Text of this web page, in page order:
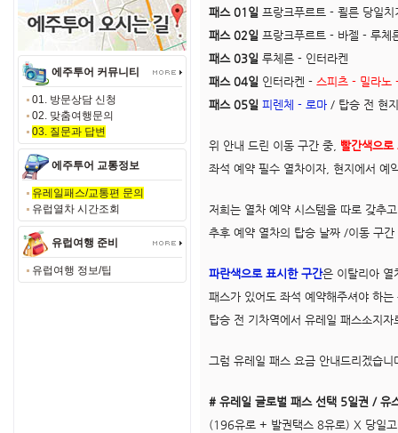
에주투어 커뮤니티
01. 방문상담 신청
02. 맞춤여행문의
03. 질문과 답변
에주투어 교통정보
유레일패스/교통편 문의
유럽열차 시간조회
유럽여행 준비
유럽여행 정보/팁
패스 01일 프랑크푸르트 - 쾰른 당일치
패스 02일 프랑크푸르트 - 바젤 - 루체
패스 03일 루체른 - 인터라켄
패스 04일 인터라켄 - 스피츠 - 밀라노
패스 05일 피렌체 - 로마 / 탑승 전 현
위 안내 드린 이동 구간 중, 빨간색으
좌석 예약 필수 열차이자, 현지에서 예
저희는 열차 예약 시스템을 따로 갖추
추후 예약 열차의 탑승 날짜 /이동 구
파란색으로 표시한 구간은 이탈리아 열
패스가 있어도 좌석 예약해주셔야 하
탑승 전 기차역에서 유레일 패스소지
그럼 유레일 패스 요금 안내드리겠습니
# 유레일 글로벌 패스 선택 5일권 /
(196유로 + 발권택스 8유로) X 당일